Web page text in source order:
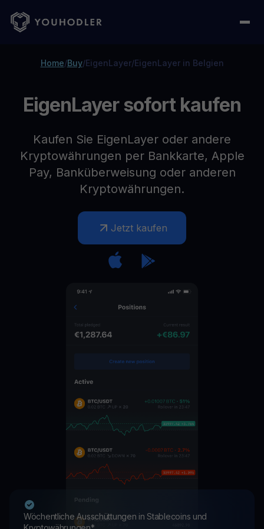
Home/Buy/EigenLayer/EigenLayer in Belgien
EigenLayer sofort kaufen
Kaufen Sie EigenLayer oder andere
Kryptowährungen per Bankkarte, Apple
Pay, Banküberweisung oder anderen
Kryptowährungen.
Jetzt kaufen
Wöchentliche Ausschüttungen in Stablecoins und